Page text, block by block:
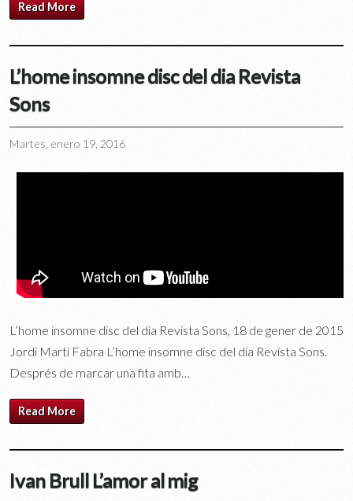
Read More
L’home insomne disc del dia Revista
Sons
Martes, enero 19, 2016
L’home insomne disc del dia Revista Sons, 18 de gener de 2015
Jordi Martí Fabra L’home insomne disc del dia Revista Sons.
Després de marcar una fita amb…
Read More
Ivan Brull L’amor al mig